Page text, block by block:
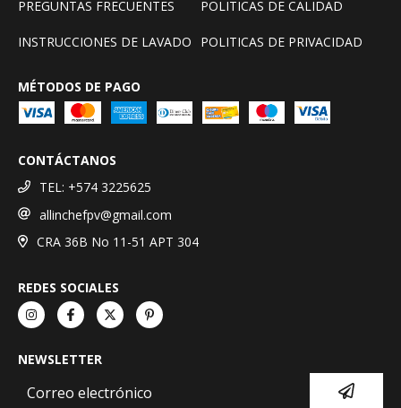
PREGUNTAS FRECUENTES POLITICAS DE CALIDAD
INSTRUCCIONES DE LAVADO POLITICAS DE PRIVACIDAD
MÉTODOS DE PAGO
CONTÁCTANOS
TEL: +574 3225625
allinchefpv@gmail.com
CRA 36B No 11-51 APT 304
REDES SOCIALES
NEWSLETTER